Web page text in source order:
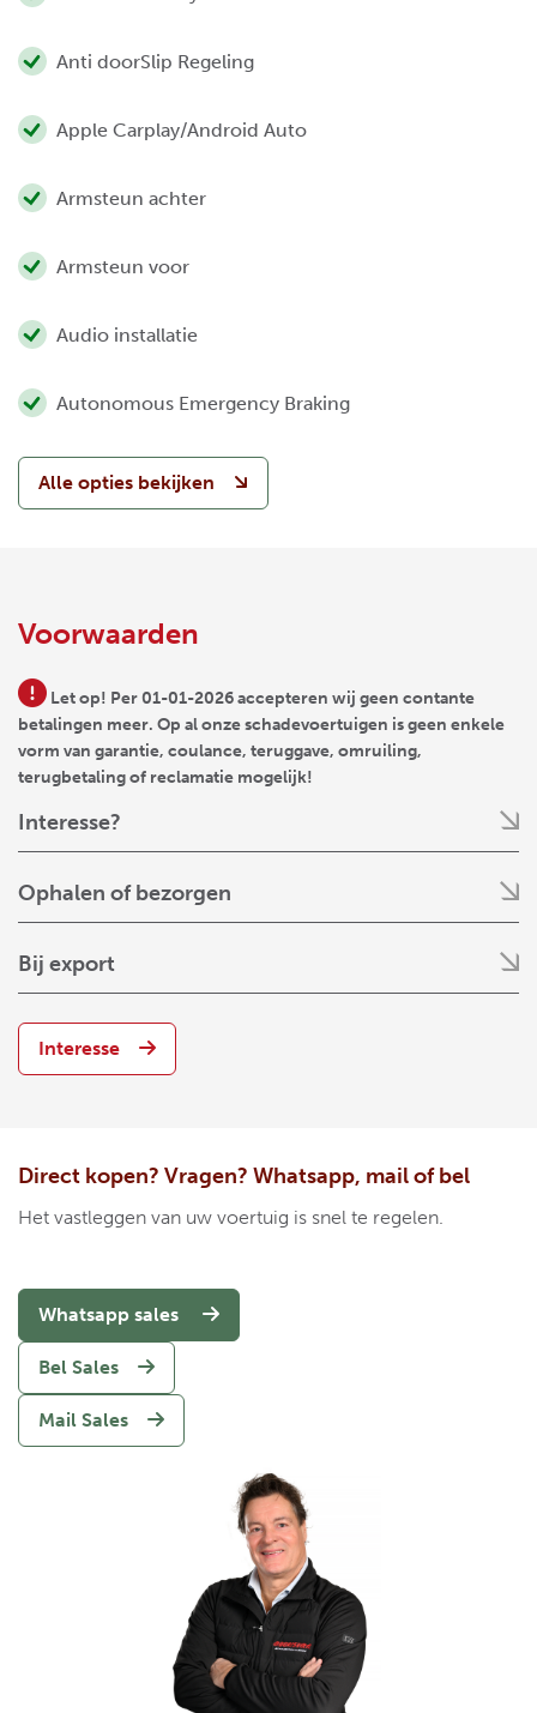
Anti doorSlip Regeling
Apple Carplay/Android Auto
Armsteun achter
Armsteun voor
Audio installatie
Autonomous Emergency Braking
Alle opties bekijken
Voorwaarden
Let op! Per 01-01-2026 accepteren wij geen contante
betalingen meer. Op al onze schadevoertuigen is geen enkele
vorm van garantie, coulance, teruggave, omruiling,
terugbetaling of reclamatie mogelijk!
Interesse?
Ophalen of bezorgen
Bij export
Interesse
Direct kopen? Vragen? Whatsapp, mail of bel
Het vastleggen van uw voertuig is snel te regelen.
Whatsapp sales
Bel Sales
Mail Sales